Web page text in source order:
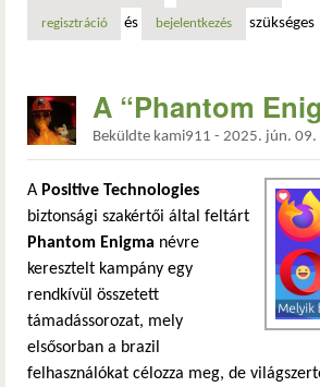
regisztráció és bejelentkezés szükséges
A “Phantom
Beküldte kami911 - 2025. jún. 09.
A Positive Technologies
biztonsági szakértői által feltárt
Phantom Enigma névre
keresztelt kampány egy
rendkívül összetett
támadássorozat, mely
elsősorban a brazil
felhasználókat célozza meg, de